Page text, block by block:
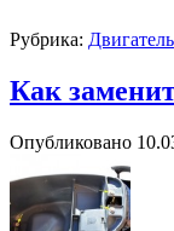
Рубрика: Двигатель
Как
Опубликовано